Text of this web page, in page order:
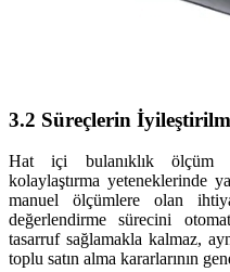
3.2 Süreçlerin
Hat içi bulanıklık ölçüm
kolaylaştırma yeteneklerinde
manuel ölçümlere olan
değerlendirme sürecini
tasarruf sağlamakla kalmaz,
toplu satın alma kararlarının